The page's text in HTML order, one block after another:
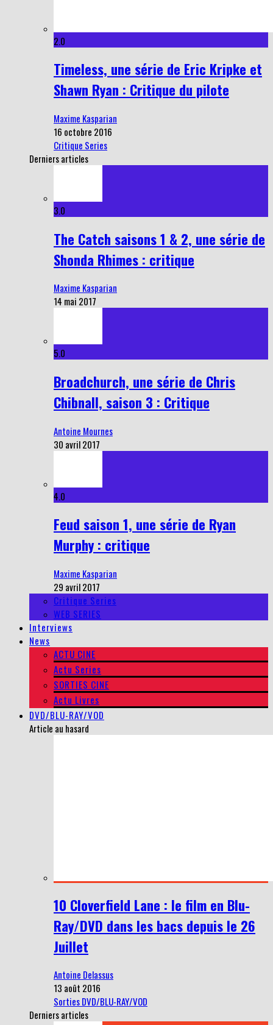
2.0
Timeless, une série de Eric Kripke et
Shawn Ryan : Critique du pilote
Maxime Kasparian
16 octobre 2016
Critique Series
Derniers articles
3.0
The Catch saisons 1 & 2, une série de
Shonda Rhimes : critique
Maxime Kasparian
14 mai 2017
5.0
Broadchurch, une série de Chris
Chibnall, saison 3 : Critique
Antoine Mournes
30 avril 2017
4.0
Feud saison 1, une série de Ryan
Murphy : critique
Maxime Kasparian
29 avril 2017
Critique Series
WEB SERIES
Interviews
News
ACTU CINE
Actu Series
SORTIES CINE
Actu Livres
DVD/BLU-RAY/VOD
Article au hasard
10 Cloverfield Lane : le film en Blu-
Ray/DVD dans les bacs depuis le 26
Juillet
Antoine Delassus
13 août 2016
Sorties DVD/BLU-RAY/VOD
Derniers articles